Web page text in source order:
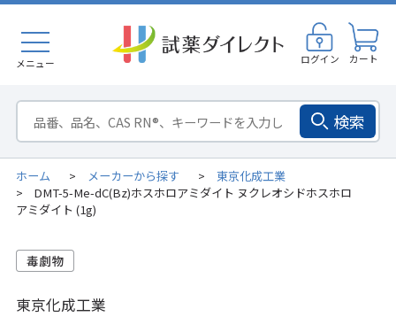
メニュー ログイン カート
検索
ホーム > メーカーから探す > 東京化成工業
>
DMT-5-Me-dC(Bz)ホスホロアミダイト ヌクレオシドホスホロ
アミダイト (1g)
東京化成工業